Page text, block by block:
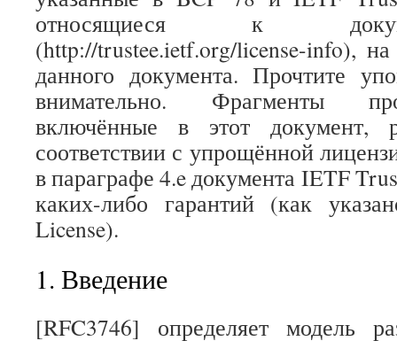
относящиеся к
(http://trustee.ietf.org/license-info),
данного документа. Прочтите
внимательно. Фрагменты
включённые в этот документ,
соответствии с упрощённой
в параграфе 4.e документа IETF
каких-либо гарантий (как
License).
1. Введение
[RFC3746] определяет модель